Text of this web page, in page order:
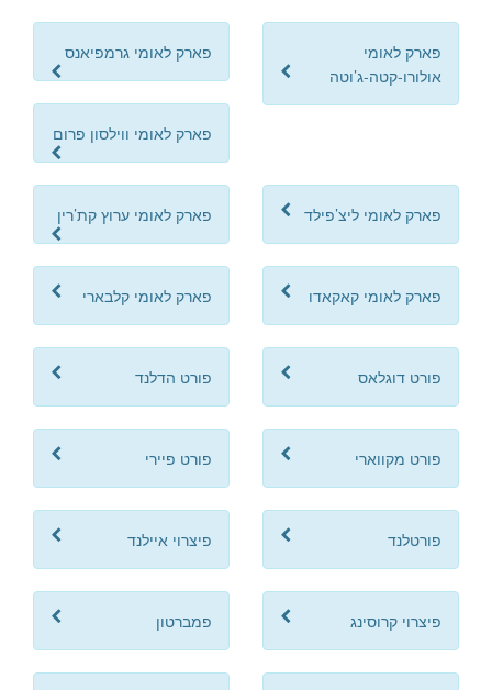
פארק לאומי
אולורו-קטה-ג’וטה
פארק לאומי גרמפיאנס
פארק לאומי ווילסון פרום
פארק לאומי ליצ’פילד פארק לאומי ערוץ קת’רין
פארק לאומי קאקאדו פארק לאומי קלבארי
פורט דוגלאס פורט הדלנד
פורט מקווארי פורט פיירי
פורטלנד פיצרוי איילנד
פיצרוי קרוסינג פמברטון